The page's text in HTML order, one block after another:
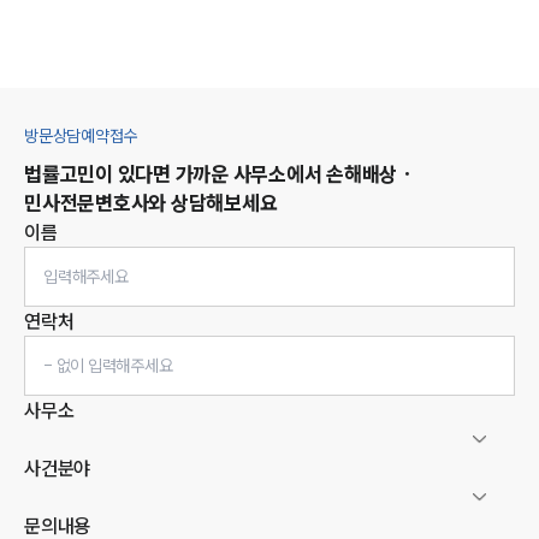
방문상담예약접수
법률고민이 있다면 가까운 사무소에서 손해배상 ·
민사전문변호사와 상담해보세요
이름
연락처
사무소
사건분야
문의내용